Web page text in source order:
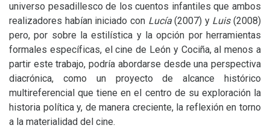
universo pesadillesco de los cuentos infantiles que ambos
realizadores habían iniciado con Lucía(2007) y Luis(2008)
pero, por sobre la estilística y la opción por herramientas
formales específicas, el cine de León y Cociña, al menos a
partir este trabajo, podría abordarse desde una perspectiva
diacrónica, como un proyecto de alcance histórico
multireferencial que tiene en el centro de su exploración la
historia política y, de manera creciente, la reflexión en torno
a la materialidad del cine.